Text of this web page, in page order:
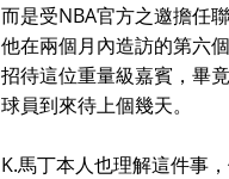
而是受NBA官方之邀擔任
他在兩個月內造訪的第六
招待這位重量級嘉賓，畢
球員到來待上個幾天。
K.馬丁本人也理解這件事